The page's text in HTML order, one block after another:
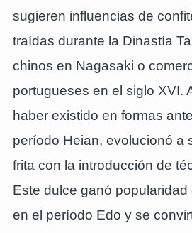
sugieren influencias de
traídas durante la Dinastía
chinos en Nagasaki o
portugueses en el siglo XVI.
haber existido en formas
período Heian, evolucionó a
frita con la introducción de
Este dulce ganó
en el período Edo y se